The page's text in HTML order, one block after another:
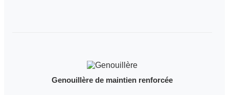
Genouillère de maintien renforcée